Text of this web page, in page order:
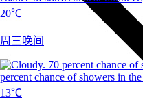
20℃
周三晚间
13℃